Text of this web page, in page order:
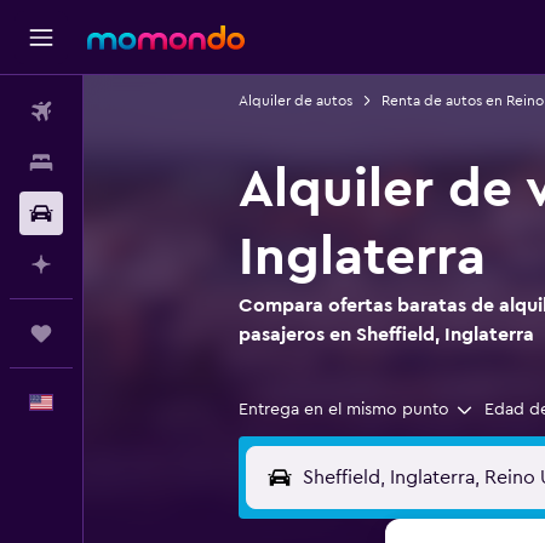
Alquiler de autos Renta de autos en
Alquiler de
Inglaterra
Compara ofertas baratas de
pasajeros en Sheffield, Inglaterra
Entrega en el mismo punto Edad